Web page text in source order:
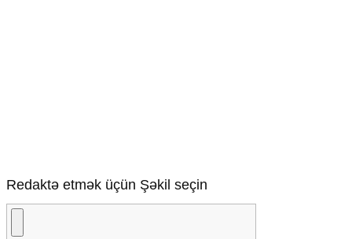
Redaktə etmək üçün Şəkil seçin